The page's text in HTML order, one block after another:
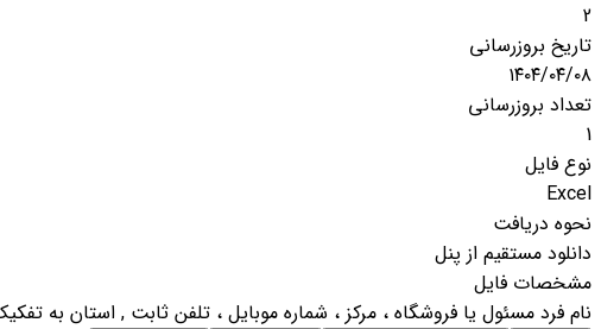
2
تاریخ بروزرسانی
۱۴۰۴/۰۴/۰۸
تعداد بروزرسانی
1
نوع فایل
Excel
نحوه دریافت
دانلود مستقیم از پنل
مشخصات فایل
نام فرد مسئول یا فروشگاه ، مرکز ، شماره موبایل ، تلفن ثابت , استان به